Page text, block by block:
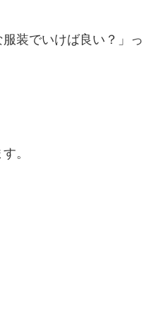
装でいけば良い？」っ
。